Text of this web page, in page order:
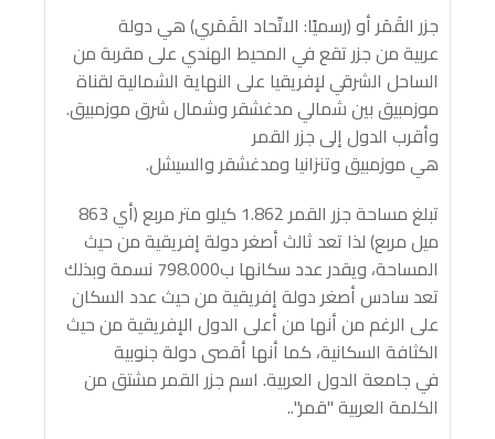
جزر القَمَر أو (رسميًا: الاتّحاد القَمَري) هي دولة
عربية من جزر تقع في المحيط الهندي على مقربة من
الساحل الشرقي لإفريقيا على النهاية الشمالية لقناة
موزمبيق بين شمالي مدغشقر وشمال شرق موزمبيق.
وأقرب الدول إلى جزر القمر
هي موزمبيق وتنزانيا ومدغشقر والسيشل.
تبلغ مساحة جزر القمر 1.862 كيلو متر مربع (أي 863
ميل مربع) لذا تعد ثالث أصغر دولة إفريقية من حيث
المساحة، ويقدر عدد سكانها ب798.000 نسمة وبذلك
تعد سادس أصغر دولة إفريقية من حيث عدد السكان
على الرغم من أنها من أعلى الدول الإفريقية من حيث
الكثافة السكانية، كما أنها أقصى دولة جنوبية
في جامعة الدول العربية. اسم جزر القمر مشتق من
الكلمة العربية "قمر"..